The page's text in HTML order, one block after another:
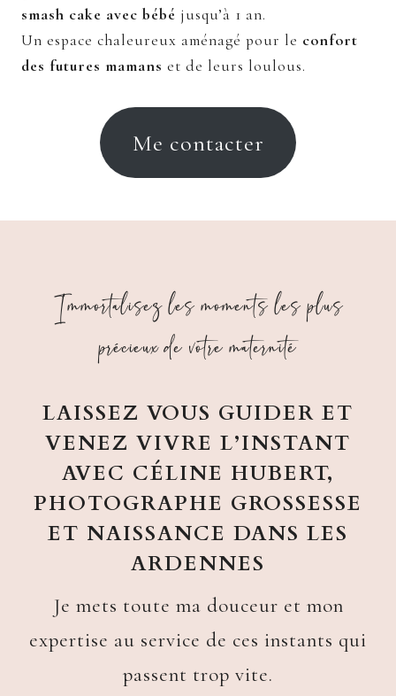
smash cake avec bébé jusqu’à 1 an.
Un espace chaleureux aménagé pour le confort
des futures mamans et de leurs loulous.
Me contacter
Immortalisez les moments les plus
précieux de votre maternité
LAISSEZ VOUS GUIDER ET
VENEZ VIVRE L’INSTANT
AVEC CÉLINE HUBERT,
PHOTOGRAPHE GROSSESSE
ET NAISSANCE DANS LES
ARDENNES
Je mets toute ma douceur et mon
expertise au service de ces instants qui
passent trop vite.